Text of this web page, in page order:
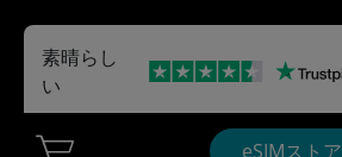
eSIMストア
素晴らし
い